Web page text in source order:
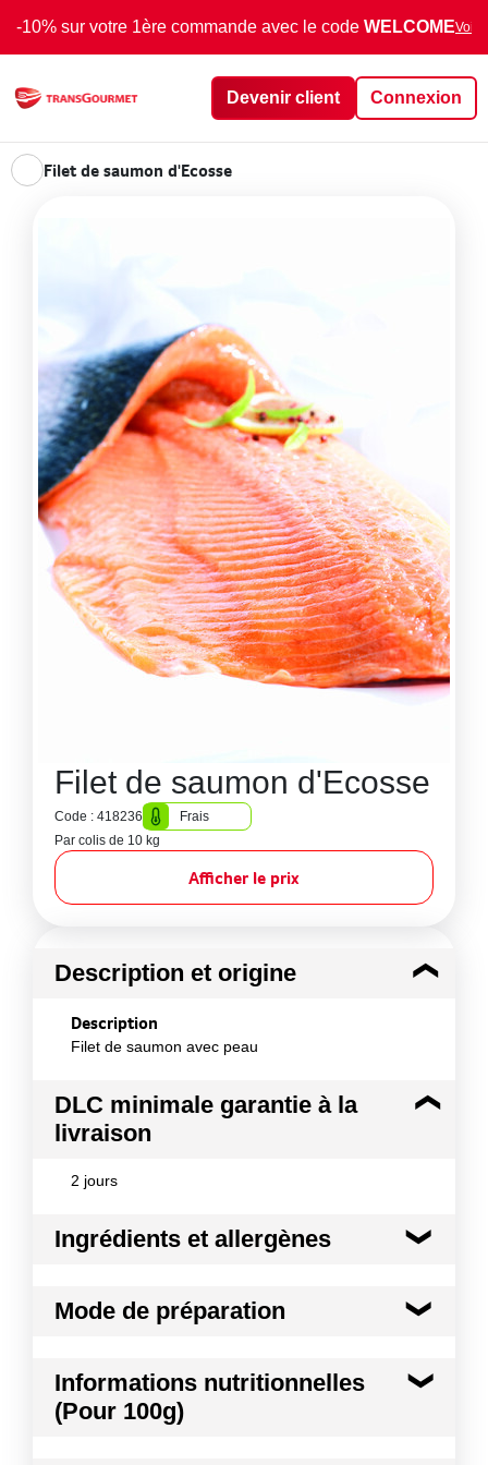
-10% sur votre 1ère commande avec le code WELCOMEVoir
Devenir client Connexion
Filet de saumon d'Ecosse
Filet de saumon d'Ecosse
Code : 418236
Frais
Par colis de 10 kg
Afficher le prix
Description et origine
Description
Filet de saumon avec peau
DLC minimale garantie à la
livraison
2 jours
Ingrédients et allergènes
100% saumon
Poissons et produits à base de poissons
Conformément aux informations transmises
par le(s) fournisseur(s) de Transgourmet
Mode de préparation
destinés à être cuits avant consommation
Informations nutritionnelles
(Pour 100g)